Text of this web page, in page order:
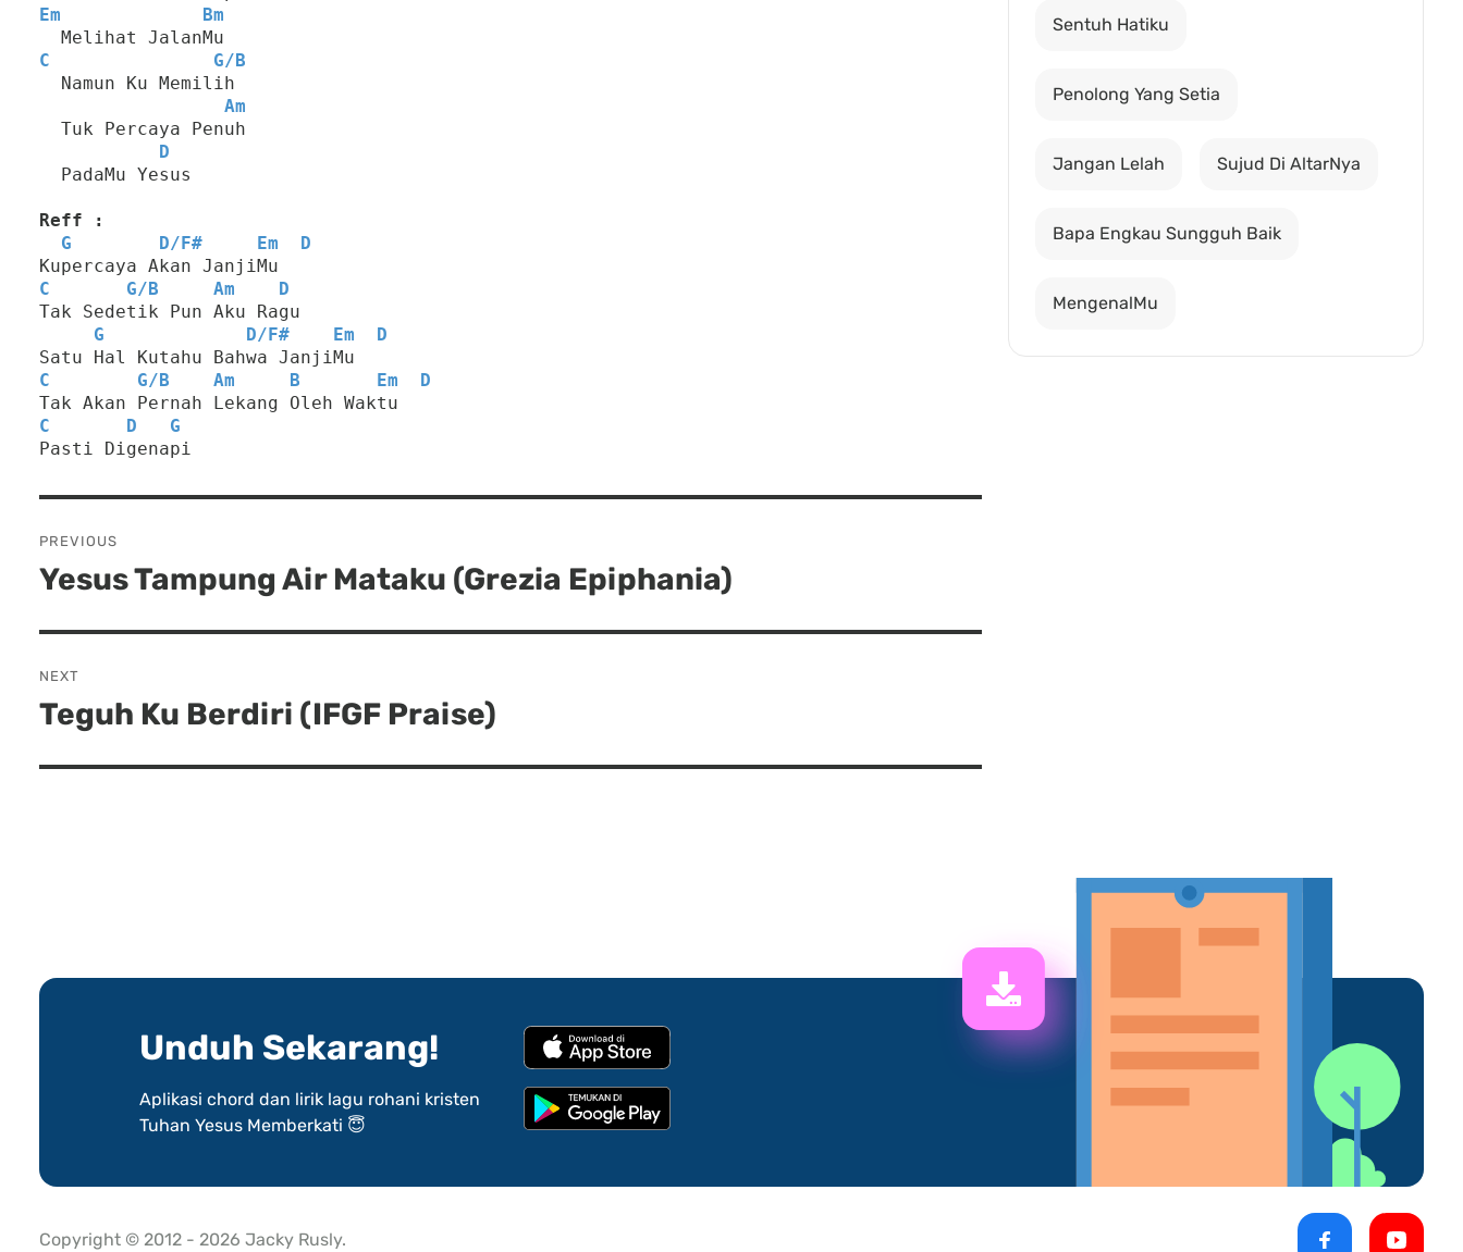
Em
Bm
  Melihat JalanMu
C
G/ B
  Namun Ku Memilih
Am
  Tuk Percaya Penuh
D
  PadaMu Yesus
Reff :
G
D/ F# Em
D
Kupercaya Akan JanjiMu
C
G/ B Am
D
Tak Sedetik Pun Aku Ragu
G
D/ F# Em
D
Satu Hal Kutahu Bahwa JanjiMu
C
G/ B Am B Em
D
Tak Akan Pernah Lekang Oleh Waktu
C
D
G
Pasti Digenapi
navigation
PREVIOUS
Previous
Yesus Tampung Air Mataku (Grezia Epiphania)
NEXT
Next
Teguh Ku Berdiri (IFGF Praise)
Sentuh Hatiku
Penolong Yang Setia
Jangan Lelah Sujud Di AltarNya
Bapa Engkau Sungguh Baik
MengenalMu
Unduh Sekarang!
Aplikasi chord dan lirik lagu rohani kristen
Tuhan Yesus Memberkati 😇
Copyright © 2012 - 2026 Jacky Rusly.